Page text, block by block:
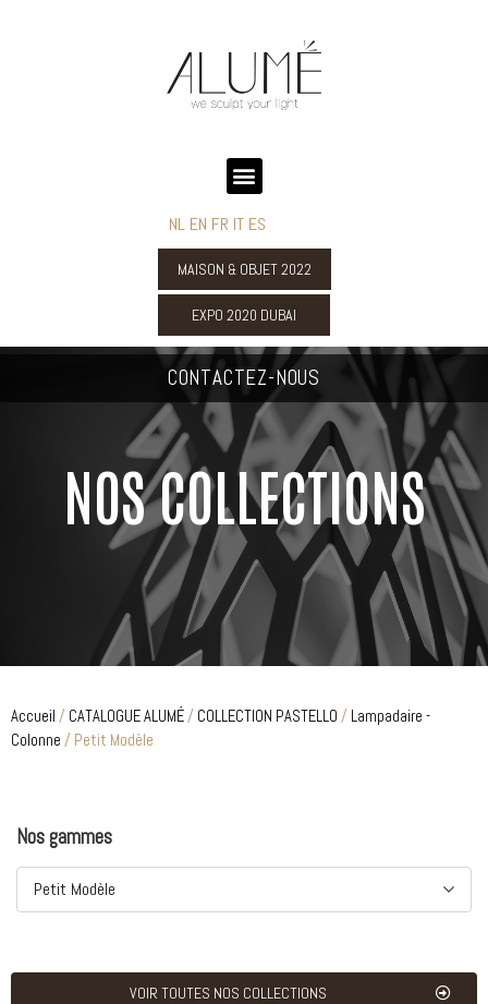
NL EN FR IT ES
MAISON & OBJET 2022
EXPO 2020 DUBAI
CONTACTEZ-NOUS
NOS COLLECTIONS
Accueil / CATALOGUE ALUMÉ / COLLECTION PASTELLO / Lampadaire -
Colonne / Petit Modèle
Nos gammes
Petit Modèle
VOIR TOUTES NOS COLLECTIONS